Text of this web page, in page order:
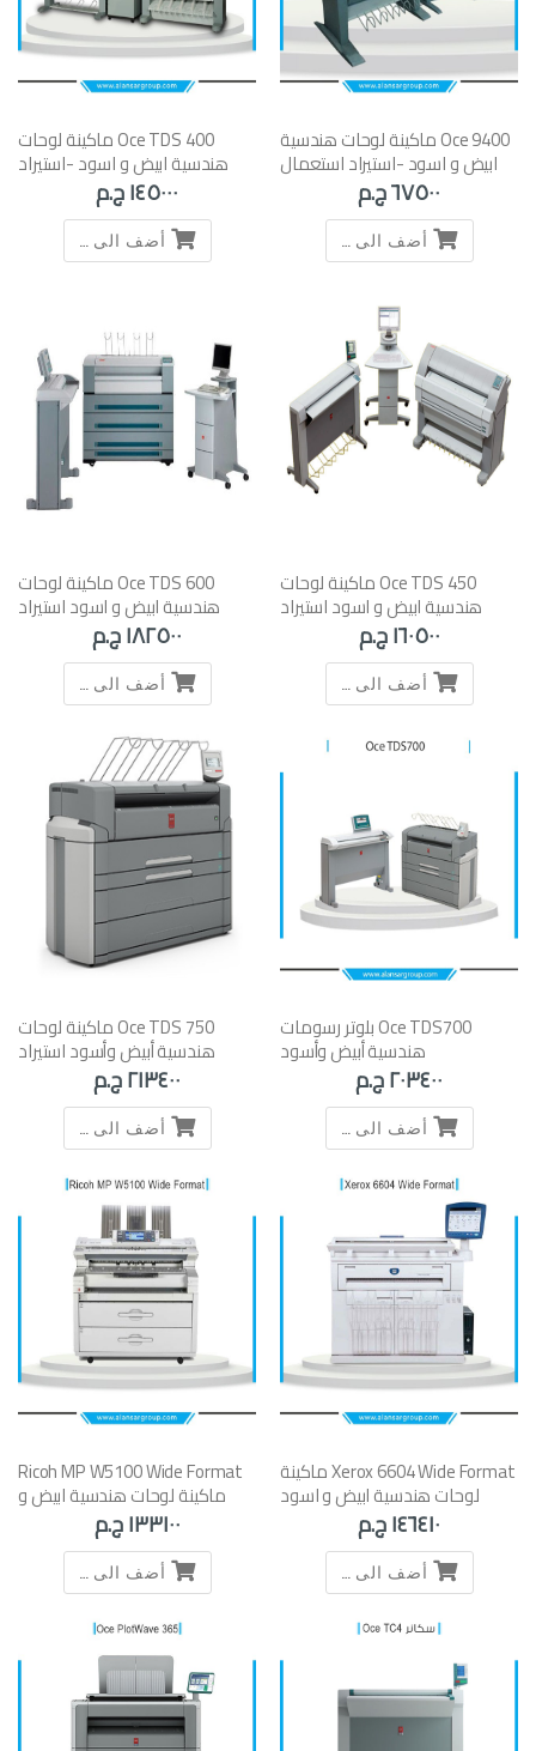
Oce 9400 ماكينة لوحات هندسية
ابيض و اسود -استيراد استعمال
٦٧٥٠٠ ج.م
أضف الى السلة
Oce TDS 400 ماكينة لوحات
هندسية ابيض و اسود -استيراد
استعمال الخارج١٤٥٠٠٠ ج.م
أضف الى السلة
Oce TDS 450 ماكينة لوحات
هندسية ابيض و اسود استيراد
استعمال الخارج١٦٠٥٠٠ ج.م
أضف الى السلة
Oce TDS 600 ماكينة لوحات
هندسية ابيض و اسود استيراد
استعمال الخارج١٨٢٥٠٠ ج.م
أضف الى السلة
Oce TDS700 بلوتر رسومات
هندسية أبيض وأسود
٢٠٣٤٠٠ ج.م
أضف الى السلة
Oce TDS 750 ماكينة لوحات
هندسية أبيض وأسود استيراد
٢١٣٤٠٠ ج.م
أضف الى السلة
Xerox 6604 Wide Format ماكينة
لوحات هندسية ابيض و اسود
-استيراد استعمال الخارج
١٤٦٤١٠ ج.م
أضف الى السلة
Ricoh MP W5100 Wide Format
ماكينة لوحات هندسية ابيض و
اسود -استيراد استعمال الخارج
١٣٣١٠٠ ج.م
أضف الى السلة